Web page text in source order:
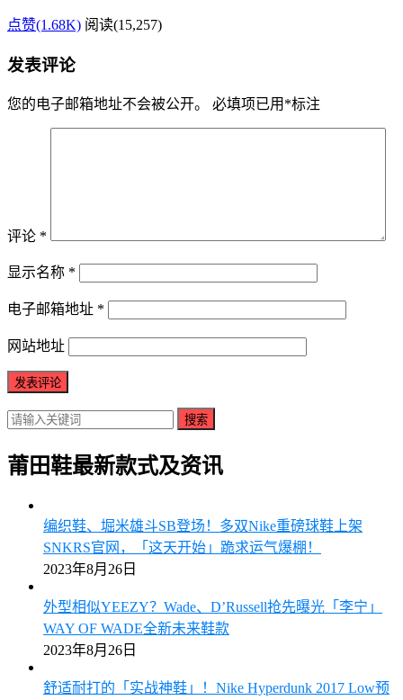
点赞(1.68K) 阅读(15,257)
发表评论
您的电子邮箱地址不会被公开。 必填项已用 *标注
评论 *
显示名称 *
电子邮箱地址 *
网站地址
搜索
莆田鞋最新款式及资讯
编织鞋、堀米雄斗SB登场！多双Nike重磅球鞋上架
SNKRS官网，「这天开始」跪求运气爆棚！
2023年8月26日
外型相似YEEZY？Wade、D’Russell抢先曝光「李宁」
WAY OF WADE全新未来鞋款
2023年8月26日
舒适耐打的「实战神鞋」！Nike Hyperdunk 2017 Low预